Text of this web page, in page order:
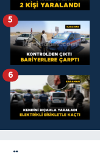
5
6